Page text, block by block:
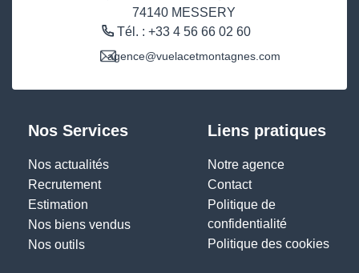
74140 MESSERY
Tél. : +33 4 56 66 02 60
Nos Services
Nos actualités
Recrutement
Estimation
Nos biens vendus
Nos outils
Liens pratiques
Notre agence
Contact
Politique de
confidentialité
Politique des cookies